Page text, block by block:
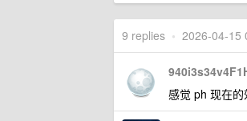
9 replies • 2026-04-15
感觉 ph 现在